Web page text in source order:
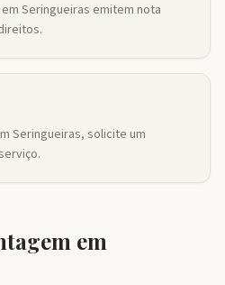
Seringueiras emitem nota
Seringueiras, solicite um
em